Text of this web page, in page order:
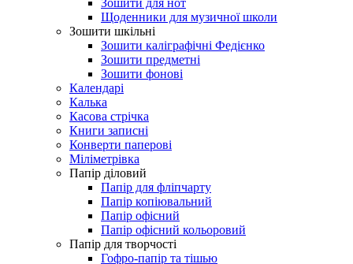
Щоденники для музичної школи
Зошити шкільні
Зошити каліграфічні Федієнко
Зошити предметні
Зошити фонові
Календарі
Калька
Касова стрічка
Книги записні
Конверти паперові
Міліметрівка
Папір діловий
Папір для фліпчарту
Папір копіювальний
Папір офісний
Папір офісний кольоровий
Папір для творчості
Гофро-папір та тішью